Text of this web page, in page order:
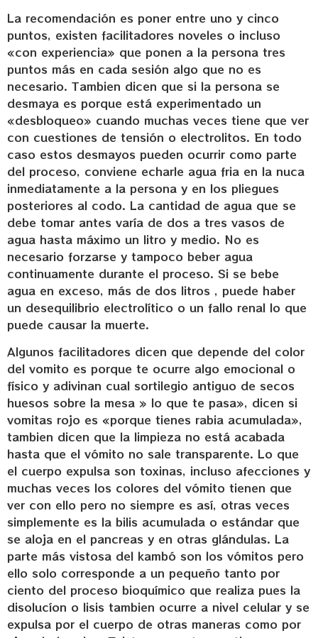
La recomendación es poner entre uno y cinco
puntos, existen facilitadores noveles o incluso
«con experiencia» que ponen a la persona tres
puntos más en cada sesión algo que no es
necesario. Tambien dicen que si la persona se
desmaya es porque está experimentado un
«desbloqueo» cuando muchas veces tiene que ver
con cuestiones de tensión o electrolitos. En todo
caso estos desmayos pueden ocurrir como parte
del proceso, conviene echarle agua fria en la nuca
inmediatamente a la persona y en los pliegues
posteriores al codo. La cantidad de agua que se
debe tomar antes varía de dos a tres vasos de
agua hasta máximo un litro y medio. No es
necesario forzarse y tampoco beber agua
continuamente durante el proceso. Si se bebe
agua en exceso, más de dos litros , puede haber
un desequilibrio electrolítico o un fallo renal lo que
puede causar la muerte.
Algunos facilitadores dicen que depende del color
del vomito es porque te ocurre algo emocional o
físico y adivinan cual sortilegio antiguo de secos
huesos sobre la mesa » lo que te pasa», dicen si
vomitas rojo es «porque tienes rabia acumulada»,
tambien dicen que la limpieza no está acabada
hasta que el vómito no sale transparente. Lo que
el cuerpo expulsa son toxinas, incluso afecciones y
muchas veces los colores del vómito tienen que
ver con ello pero no siempre es así, otras veces
simplemente es la bilis acumulada o estándar que
se aloja en el pancreas y en otras glándulas. La
parte más vistosa del kambó son los vómitos pero
ello solo corresponde a un pequeño tanto por
ciento del proceso bioquímico que realiza pues la
disolucíon o lisis tambien ocurre a nivel celular y se
expulsa por el cuerpo de otras maneras como por